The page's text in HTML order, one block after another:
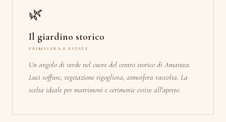
🌿
Il giardino storico
PRIMAVERA E ESTATE
Un angolo di verde nel cuore del centro storico di Amantea.
Luci soffuse, vegetazione rigogliosa, atmosfera raccolta. La
scelta ideale per matrimoni e cerimonie estive all'aperto.